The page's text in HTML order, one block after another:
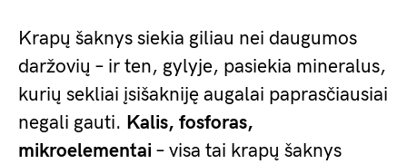
Krapų šaknys siekia giliau nei daugumos
daržovių – ir ten, gylyje, pasiekia mineralus,
kurių sekliai įsišakniję augalai paprasčiausiai
negali gauti. Kalis, fosforas,
mikroelementai – visa tai krapų šaknys